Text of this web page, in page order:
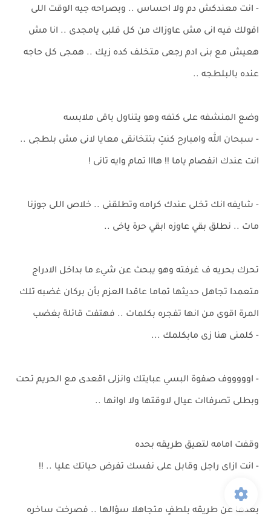
- انت معندكش دم ولا احساس .. وبصراحه جيه الوقت اللى
اقولك فيه انى مش عاوزاك من كل قلبى يامجدى .. انا مش
هعيش مع بنى ادم رجعى متخلف كده زيك .. همجى كل حاجه
عنده بالبلطجه ..
وضع المنشفه على كتفه وهو يتناول باقى ملابسه
- سبحان الله وامبارح كنتِ بتتخانقى معايا لانى مش بلطجى ..
انت عندك انفصام ياما !! هااا تمام وايه تانى !
- شايفه انك تخلى عندك كرامه وتطلقنى .. خلاص اللى جوزنا
مات .. نطلق بقي عاوزه ابقي حرة ياخى ..
تحرك بحريه ف غرفته وهو يبحث عن شيء ما بداخل الادراج
متعمدا تجاهل حديثها تماما عاقدا العزم بأن بركان غضبه تلك
المرة اقوى من انها تفجره بكلمات .. فهتفت قائلة بغضب
- كلمنى هنا زى مابكلمك ...
- اوووووف صفوة البسي عبايتك وانزلى اقعدى مع الحريم تحت
وبطلى تصرفاات عيال لاوقتها ولا اوانها ..
وقفت امامه لتعيق طريقه بحده
- انت ازاى راجل وقابل على نفسك تفرض حياتك عليا .. !!
بعدها عن طريقه بلطفٍ متجاهلا سؤالها .. فصرخت ساخره